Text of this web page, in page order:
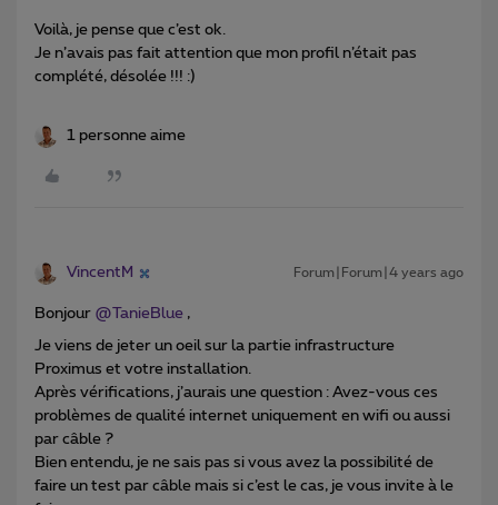
Voilà, je pense que c’est ok.
Je n’avais pas fait attention que mon profil n’était pas
complété, désolée !!! :)
1 personne aime
VincentM Forum|Forum|4 years ago
Bonjour @TanieBlue ,
Je viens de jeter un oeil sur la partie infrastructure
Proximus et votre installation.
Après vérifications, j’aurais une question : Avez-vous ces
problèmes de qualité internet uniquement en wifi ou aussi
par câble ?
Bien entendu, je ne sais pas si vous avez la possibilité de
faire un test par câble mais si c’est le cas, je vous invite à le